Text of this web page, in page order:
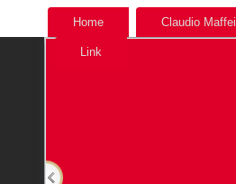
Home Claudio Maffei
Link